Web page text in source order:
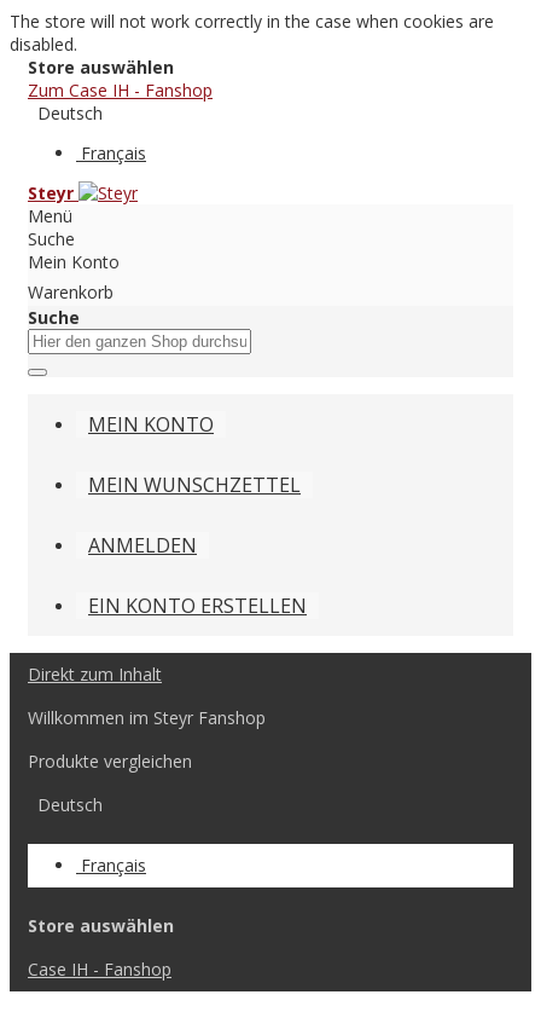
The store will not work correctly in the case when cookies are
disabled.
Store auswählen
Zum Case IH - Fanshop
Deutsch
Français
Steyr
Menü
Suche
Mein Konto
Warenkorb
Suche
MEIN KONTO
MEIN WUNSCHZETTEL
ANMELDEN
EIN KONTO ERSTELLEN
Direkt zum Inhalt
Willkommen im Steyr Fanshop
Produkte vergleichen
Deutsch
Français
Store auswählen
Case IH - Fanshop